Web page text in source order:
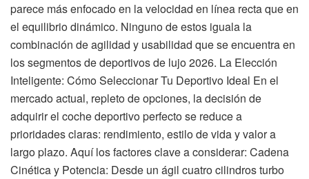
parece más enfocado en la velocidad en línea recta que en
el equilibrio dinámico. Ninguno de estos iguala la
combinación de agilidad y usabilidad que se encuentra en
los segmentos de deportivos de lujo 2026. La Elección
Inteligente: Cómo Seleccionar Tu Deportivo Ideal En el
mercado actual, repleto de opciones, la decisión de
adquirir el coche deportivo perfecto se reduce a
prioridades claras: rendimiento, estilo de vida y valor a
largo plazo. Aquí los factores clave a considerar: Cadena
Cinética y Potencia: Desde un ágil cuatro cilindros turbo